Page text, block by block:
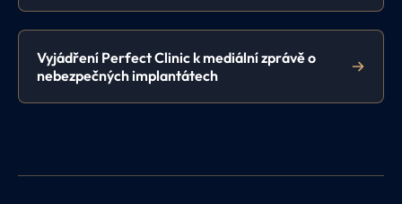
Vyjádření Perfect Clinic k mediální zprávě o
nebezpečných implantátech